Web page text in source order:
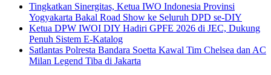
Tingkatkan Sinergitas, Ketua IWO Indonesia Provinsi
Yogyakarta Bakal Road Show ke Seluruh DPD se-DIY
Ketua DPW IWOI DIY Hadiri GPFE 2026 di JEC, Dukung
Penuh Sistem E-Katalog
Satlantas Polresta Bandara Soetta Kawal Tim Chelsea dan AC
Milan Legend Tiba di Jakarta